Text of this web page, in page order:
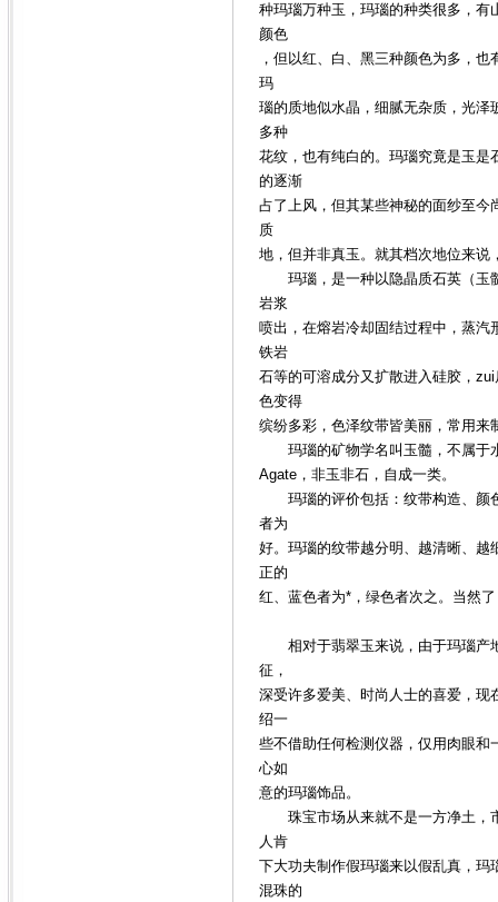
种玛瑙万种玉，玛瑙的种类很多，
颜色
，但以红、白、黑三种颜色为多，
玛
瑙的质地似水晶，细腻无杂质，光
多种
花纹，也有纯白的。玛瑙究竟是玉是
的逐渐
占了上风，但其某些神秘的面纱至
质
地，但并非真玉。就其档次地位来说
玛瑙，是一种以隐晶质石英（玉髓
岩浆
喷出，在熔岩冷却固结过程中，蒸
铁岩
石等的可溶成分又扩散进入硅胶，
色变得
缤纷多彩，色泽纹带皆美丽，常用
玛瑙的矿物学名叫玉髓，不属于水
Agate，非玉非石，自成一类。
玛瑙的评价包括：纹带构造、颜色
者为
好。玛瑙的纹带越分明、越清晰、
正的
红、蓝色者为*，绿色者次之。当然
相对于翡翠玉来说，由于玛瑙产地
征，
深受许多爱美、时尚人士的喜爱，
绍一
些不借助任何检测仪器，仅用肉眼
心如
意的玛瑙饰品。
珠宝市场从来就不是一方净土，市
人肯
下大功夫制作假玛瑙来以假乱真，
混珠的